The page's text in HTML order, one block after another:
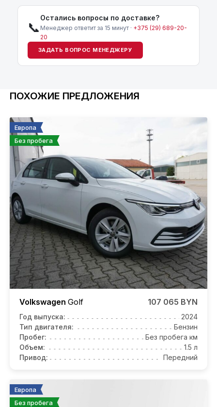
📞
Остались вопросы по доставке?
Менеджер ответит за 15 минут · +375 (29) 689-20-
20
ЗАДАТЬ ВОПРОС МЕНЕДЖЕРУ
ПОХОЖИЕ ПРЕДЛОЖЕНИЯ
Европа
Без пробега
Volkswagen Golf 107 065 BYN
Год выпуска:
2024
Тип двигателя:
Бензин
Пробег:
Без пробега км
Объем:
1.5 л
Привод:
Передний
Европа
Без пробега